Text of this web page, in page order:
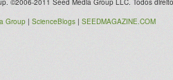
©2006-2011 Seed Media Group LLC. Todos
Group | ScienceBlogs | SEEDMAGAZINE.COM